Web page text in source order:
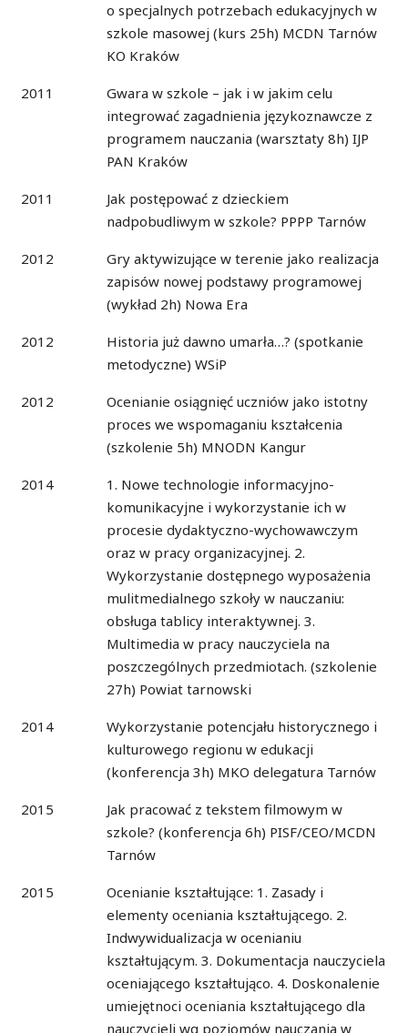
o specjalnych potrzebach edukacyjnych w
szkole masowej (kurs 25h) MCDN Tarnów
KO Kraków
2011
Gwara w szkole – jak i w jakim celu
integrować zagadnienia językoznawcze z
programem nauczania (warsztaty 8h) IJP
PAN Kraków
2011
Jak postępować z dzieckiem
nadpobudliwym w szkole? PPPP Tarnów
2012
Gry aktywizujące w terenie jako realizacja
zapisów nowej podstawy programowej
(wykład 2h) Nowa Era
2012
Historia już dawno umarła…? (spotkanie
metodyczne) WSiP
2012
Ocenianie osiągnięć uczniów jako istotny
proces we wspomaganiu kształcenia
(szkolenie 5h) MNODN Kangur
2014
1. Nowe technologie informacyjno-
komunikacyjne i wykorzystanie ich w
procesie dydaktyczno-wychowawczym
oraz w pracy organizacyjnej. 2.
Wykorzystanie dostępnego wyposażenia
mulitmedialnego szkoły w nauczaniu:
obsługa tablicy interaktywnej. 3.
Multimedia w pracy nauczyciela na
poszczególnych przedmiotach. (szkolenie
27h) Powiat tarnowski
2014
Wykorzystanie potencjału historycznego i
kulturowego regionu w edukacji
(konferencja 3h) MKO delegatura Tarnów
2015
Jak pracować z tekstem filmowym w
szkole? (konferencja 6h) PISF/CEO/MCDN
Tarnów
2015
Ocenianie kształtujące: 1. Zasady i
elementy oceniania kształtującego. 2.
Indwywidualizacja w ocenianiu
kształtującym. 3. Dokumentacja nauczyciela
oceniającego kształtująco. 4. Doskonalenie
umiejętnoci oceniania kształtującego dla
nauczycieli wg poziomów nauczania w